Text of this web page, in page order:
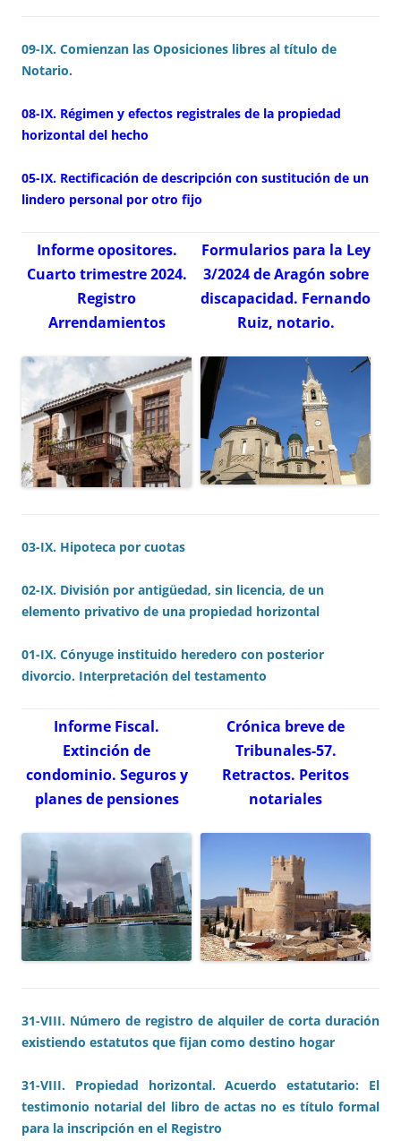
09-IX. Comienzan las Oposiciones libres al título de
Notario.
08-IX. Régimen y efectos registrales de la propiedad
horizontal del hecho
05-IX. Rectificación de descripción con sustitución de un
lindero personal por otro fijo
Informe opositores.
Cuarto trimestre 2024.
Registro
Arrendamientos
Formularios para la Ley
3/2024 de Aragón sobre
discapacidad. Fernando
Ruiz, notario.
03-IX. Hipoteca por cuotas
02-IX. División por antigüedad, sin licencia, de un
elemento privativo de una propiedad horizontal
01-IX. Cónyuge instituido heredero con posterior
divorcio. Interpretación del testamento
Informe Fiscal.
Extinción de
condominio. Seguros y
planes de pensiones
Crónica breve de
Tribunales-57.
Retractos. Peritos
notariales
31-VIII. Número de registro de alquiler de corta duración
existiendo estatutos que fijan como destino hogar
31-VIII. Propiedad horizontal. Acuerdo estatutario: El
testimonio notarial del libro de actas no es título formal
para la inscripción en el Registro